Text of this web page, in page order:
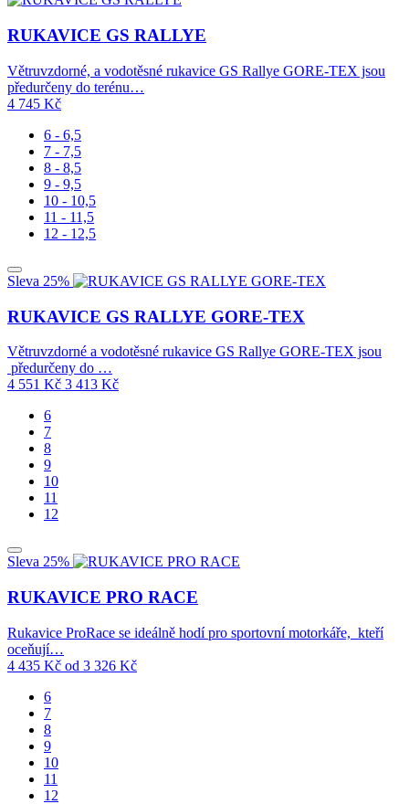
RUKAVICE GS RALLYE
Větruvzdorné, a vodotěsné rukavice GS Rallye GORE-TEX jsou
předurčeny do terénu…
4 745 Kč
6 - 6,5
7 - 7,5
8 - 8,5
9 - 9,5
10 - 10,5
11 - 11,5
12 - 12,5
Sleva 25%
RUKAVICE GS RALLYE GORE-TEX
Větruvzdorné a vodotěsné rukavice GS Rallye GORE-TEX jsou
předurčeny do …
4 551 Kč 3 413 Kč
6
7
8
9
10
11
12
Sleva 25%
RUKAVICE PRO RACE
Rukavice ProRace se ideálně hodí pro sportovní motorkáře, kteří
oceňují…
4 435 Kč od 3 326 Kč
6
7
8
9
10
11
12